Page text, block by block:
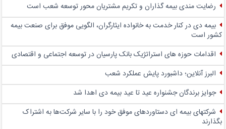
رضایت مندی بیمه گذاران و تکریم مشتریان محور توسعه شعب است
بیمه دی در کنار خدمت به خانواده ایثارگران، الگویی موفق برای صنعت بیمه
کشور است
اقدامات حوزه های استراتژیک بانک پارسیان در توسعه اجتماعی و اقتصادی
البرز آنلاین؛ داشبورد پایش عملکرد شعب
جوایز برندگان جشنواره عید تا عید بیمه دی اهدا شد
شرکتهای بیمه ای دستاوردهای موفق خود را با سایر شرکت‌ها به اشتراک
بگذارند